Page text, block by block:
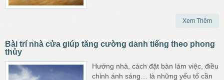
Xem Thêm
Bài trí nhà cửa giúp tăng cường danh tiếng theo phong
thủy
Hướng nhà, cách đặt bàn làm việc, điều
chỉnh ánh sáng… là những yếu tố cần